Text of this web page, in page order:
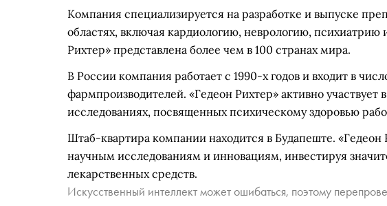
Компания специализируется на разработке и выпуске
областях, включая кардиологию, неврологию,
Рихтер» представлена более чем в 100 странах мира.
В России компания работает с 1990-х годов и входит в
фармпроизводителей. «Гедеон Рихтер» активно участвует
исследованиях, посвященных психическому здоровью
Штаб-квартира компании находится в Будапеште.
научным исследованиям и инновациям, инвестируя
лекарственных средств.
Искусственный интеллект может ошибаться, поэтому